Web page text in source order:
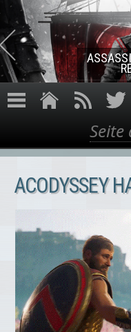
Direkt
Suche
ACODYSSEY